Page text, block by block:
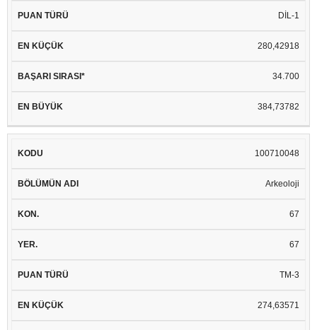
DİL-1
280,42918
34.700
384,73782
100710048
Arkeoloji
67
67
TM-3
274,63571